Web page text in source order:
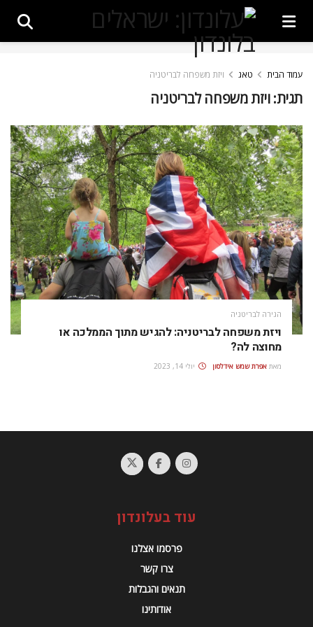
עמוד הבית טאג ויזת משפחה לבריטניה
תגית:ויזת משפחה לבריטניה
הגירה לבריטניה
ויזת משפחה לבריטניה: להגיש מתוך הממלכה או
מחוצה לה?
מאת אפרת‭ ‬שמש‭ ‬אידלסון יולי 14, 2023
עוד בעלונדון
פרסמו אצלנו
צרו קשר
תנאים והגבלות
אודותינו